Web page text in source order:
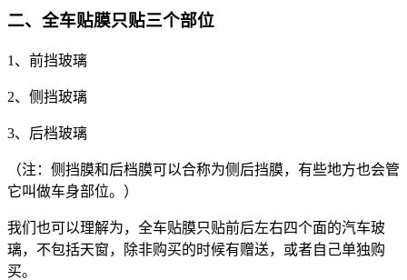
二、全车贴膜只贴三个部位
1、前挡玻璃
2、侧挡玻璃
3、后档玻璃
（注：侧挡膜和后档膜可以合称为侧后挡膜，有些地方也会管
它叫做车身部位。）
我们也可以理解为，全车贴膜只贴前后左右四个面的汽车玻
璃，不包括天窗，除非购买的时候有赠送，或者自己单独购
买。